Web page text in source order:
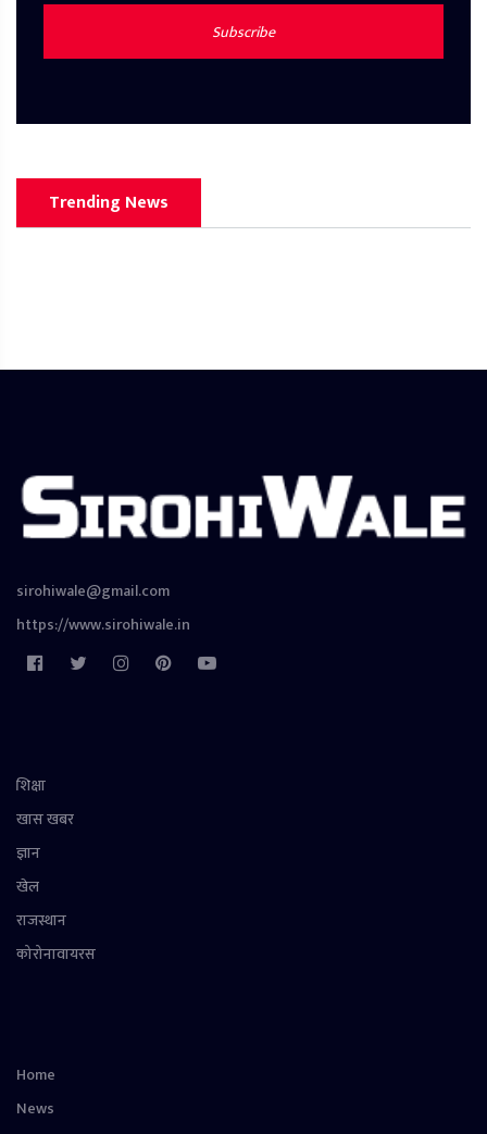
Subscribe
Trending News
sirohiwale@gmail.com
https://www.sirohiwale.in
शिक्षा
खास खबर
ज्ञान
खेल
राजस्थान
कोरोनावायरस
Home
News